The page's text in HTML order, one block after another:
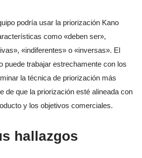
podría usar la priorización Kano
como «deben ser»,
«indiferentes» o «inversas». El
puede trabajar estrechamente con los
la técnica de priorización más
de que la priorización esté alineada con
y los objetivos comerciales.
hallazgos